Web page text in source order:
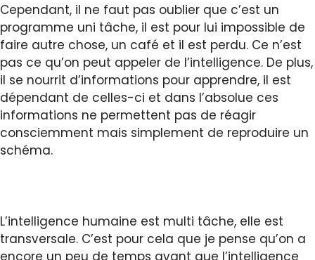
Cependant, il ne faut pas oublier que c’est un
programme uni tâche, il est pour lui impossible de
faire autre chose, un café et il est perdu. Ce n’est
pas ce qu’on peut appeler de l’intelligence. De plus,
il se nourrit d’informations pour apprendre, il est
dépendant de celles-ci et dans l’absolue ces
informations ne permettent pas de réagir
consciemment mais simplement de reproduire un
schéma.
L’intelligence humaine est multi tâche, elle est
transversale. C’est pour cela que je pense qu’on a
encore un peu de temps avant que l’intelligence